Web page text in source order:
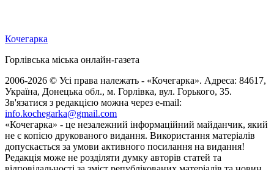
Кочегарка
Горлівська міська онлайн-газета
2006-2026 © Усі права належать - «Кочегарка». Адреса: 84617,
Україна, Донецька обл., м. Горлівка, вул. Горького, 35.
Зв'язатися з редакцією можна через e-mail:
info.kochegarka@gmail.com
«Кочегарка» - це незалежний інформаційний майданчик, який
не є копією друкованого видання. Використання матеріалів
допускається за умови активного посилання на видання!
Редакція може не розділяти думку авторів статей та